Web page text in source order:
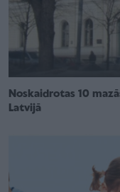
Noskaidrotas 10
Latvijā